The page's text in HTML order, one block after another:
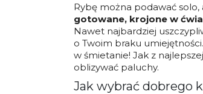
Rybę można podawać
gotowane, krojone w
Nawet najbardziej
o Twoim braku
w śmietanie! Jak z
oblizywać paluchy.
Jak wybrać dobrego